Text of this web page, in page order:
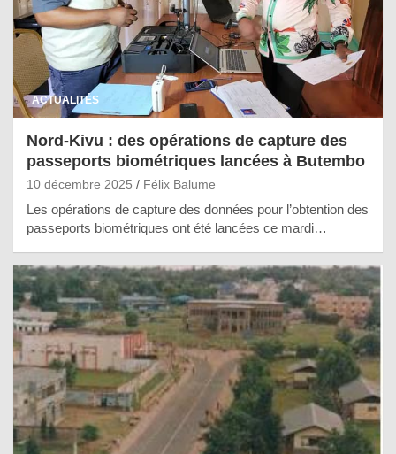
ACTUALITÉS
Nord-Kivu : des opérations de capture des
passeports biométriques lancées à Butembo
10 décembre 2025 Félix Balume
Les opérations de capture des données pour l’obtention des
passeports biométriques ont été lancées ce mardi…